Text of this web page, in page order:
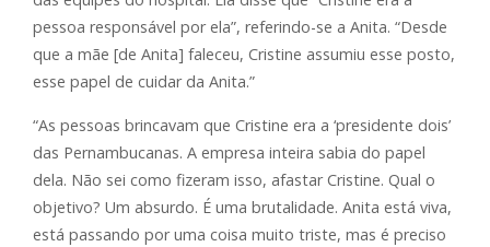
pessoa responsável por ela”, referindo-se a Anita. “Desde
que a mãe [de Anita] faleceu, Cristine assumiu esse posto,
esse papel de cuidar da Anita.”
“As pessoas brincavam que Cristine era a ‘presidente dois’
das Pernambucanas. A empresa inteira sabia do papel
dela. Não sei como fizeram isso, afastar Cristine. Qual o
objetivo? Um absurdo. É uma brutalidade. Anita está viva,
está passando por uma coisa muito triste, mas é preciso